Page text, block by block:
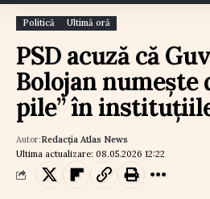
Politică Ultimă oră
PSD acuză că
Bolojan numește
pile” în
Ultima actualizare: 08.05.2026 12:22
Autor:Redacția Atlas News